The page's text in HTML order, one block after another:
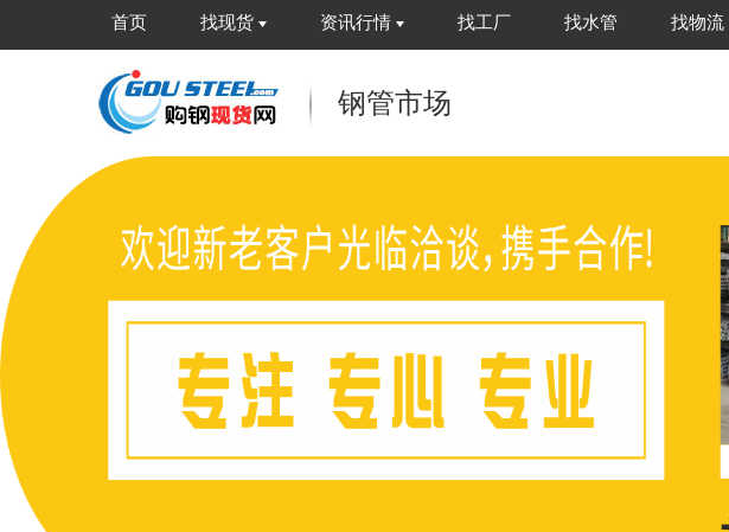
首页 找现货 资讯行情 找工厂 找水管 找物流
钢管市场